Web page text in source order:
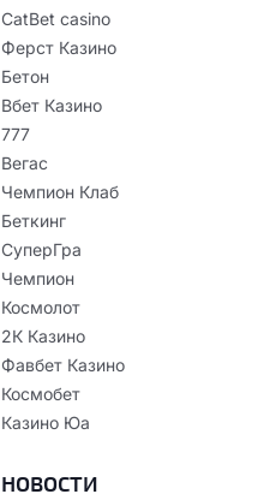
CatBet casino
Ферст Казино
Бетон
Вбет Казино
777
Вегас
Чемпион Клаб
Беткинг
СуперГра
Чемпион
Космолот
2К Казино
Фавбет Казино
Космобет
Казино Юа
НОВОСТИ